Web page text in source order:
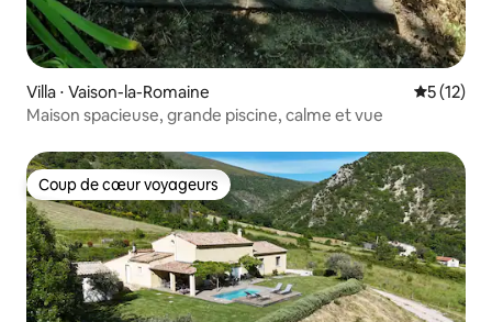
Villa ⋅ Vaison-la-Romaine
5 (12)
Maison spacieuse, grande piscine, calme et vue
Coup de cœur voyageurs
Coup de cœur voyageurs